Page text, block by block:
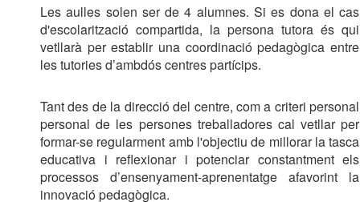
Les aulles solen ser de 4 alumnes. Si es dona el cas
d'escolarització compartida, la persona tutora és qui
vetllarà per establir una coordinació pedagògica entre
les tutories d’ambdós centres partícips.
Tant des de la direcció del centre, com a criteri personal
personal de les persones treballadores cal vetllar per
formar-se regularment amb l'objectiu de millorar la tasca
educativa i reflexionar i potenciar constantment els
processos d’ensenyament-aprenentatge afavorint la
innovació pedagògica.